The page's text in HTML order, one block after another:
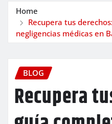
Home
Recupera tus
negligencias médicas en
BLOG
Recupera